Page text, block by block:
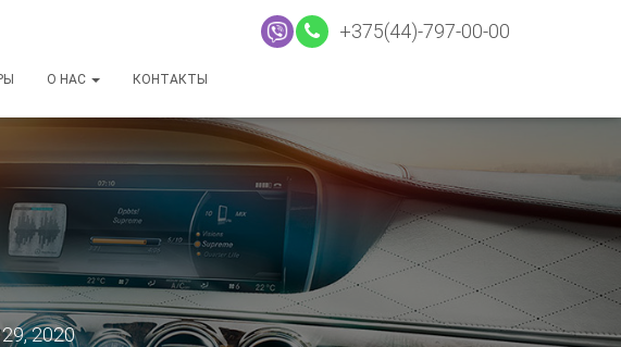
+375(44)-797-00-00
О НАС КОНТАКТЫ
2020